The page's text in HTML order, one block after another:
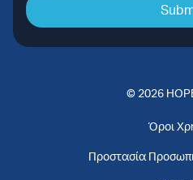
© 2026
Όροι
Προστασία